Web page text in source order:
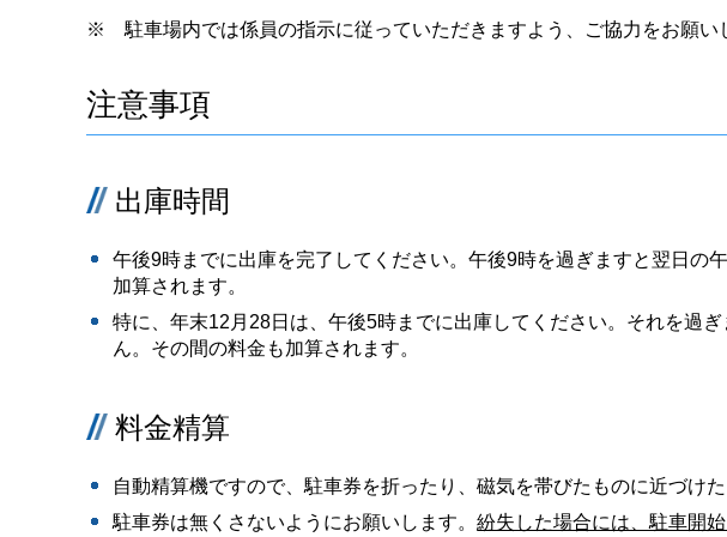
※ 駐車場内では係員の指示に従っていただきますよう、ご協力をお願い
注意事項
出庫時間
午後9時までに出庫を完了してください。午後9時を過ぎますと翌日の
加算されます。
特に、年末12月28日は、午後5時までに出庫してください。それを過
ん。その間の料金も加算されます。
料金精算
自動精算機ですので、駐車券を折ったり、磁気を帯びたものに近づけ
駐車券は無くさないようにお願いします。紛失した場合には、駐車開